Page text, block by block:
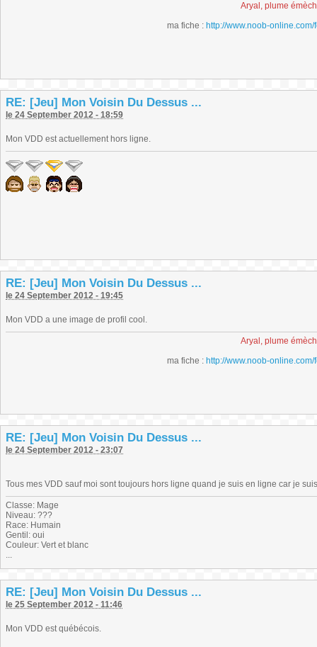
Aryal, plume
ma fiche : http://www.noob-
RE: [Jeu] Mon Voisin Du Dessus ...
le 24 September 2012 - 18:59
Mon VDD est actuellement hors ligne.
RE: [Jeu] Mon Voisin Du Dessus ...
le 24 September 2012 - 19:45
Mon VDD a une image de profil cool.
Aryal, plume
ma fiche : http://www.noob-
RE: [Jeu] Mon Voisin Du Dessus ...
le 24 September 2012 - 23:07
Tous mes VDD sauf moi sont toujours hors ligne quand je suis en ligne car je
Classe: Mage
Niveau: ???
Race: Humain
Gentil: oui
Couleur: Vert et blanc
...
RE: [Jeu] Mon Voisin Du Dessus ...
le 25 September 2012 - 11:46
Mon VDD est québécois.